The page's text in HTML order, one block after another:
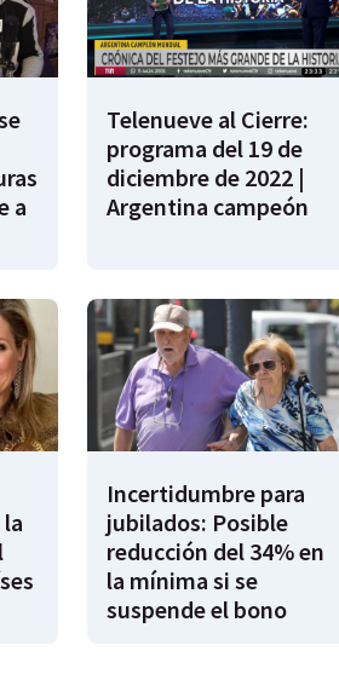
a
Telenueve al Cierre:
programa del 19 de
diciembre de 2022 |
Argentina campeón
Incertidumbre para
jubilados: Posible
reducción del 34% en
la mínima si se
suspende el bono